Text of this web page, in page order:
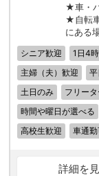
★車・
★自転
にある
シニア歓迎 1日4
主婦（夫）歓迎
土日のみ
フリー
時間や曜日が選べる
高校生歓迎
車通
詳細を